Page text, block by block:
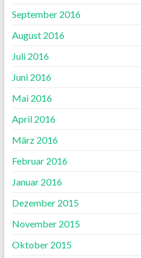
September 2016
August 2016
Juli 2016
Juni 2016
Mai 2016
April 2016
März 2016
Februar 2016
Januar 2016
Dezember 2015
November 2015
Oktober 2015